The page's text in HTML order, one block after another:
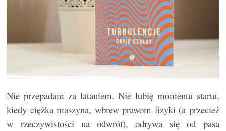
Nie przepadam za lataniem. Nie lubię momentu startu,
kiedy ciężka maszyna, wbrew prawom fizyki (a przecież
w rzeczywistości na odwrót), odrywa się od pasa